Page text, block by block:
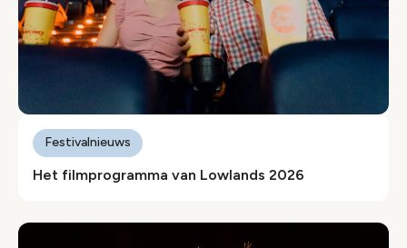
Het filmprogramma van Lowlands 2026
Festivalnieuws